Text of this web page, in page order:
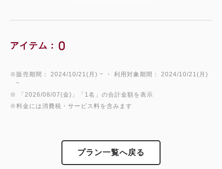
アイテム： 0
※販売期間： 2024/10/21(月) ~ ・ 利用対象期間： 2024/10/21(月)
~
※ 「2026/08/07(金)」「1名」の合計金額を表示
※料金には消費税・サービス料を含みます
プラン一覧へ戻る